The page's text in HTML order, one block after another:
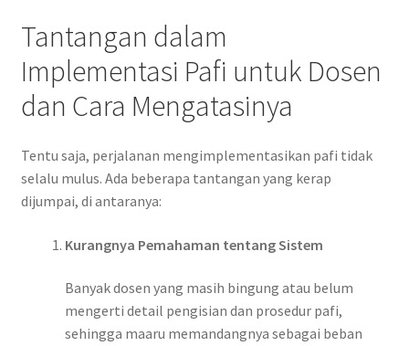
Tantangan dalam
Implementasi Pafi untuk Dosen
dan Cara Mengatasinya
Tentu saja, perjalanan mengimplementasikan pafi tidak
selalu mulus. Ada beberapa tantangan yang kerap
dijumpai, di antaranya:
Kurangnya Pemahaman tentang Sistem
Banyak dosen yang masih bingung atau belum
mengerti detail pengisian dan prosedur pafi,
sehingga maaru memandangnya sebagai beban